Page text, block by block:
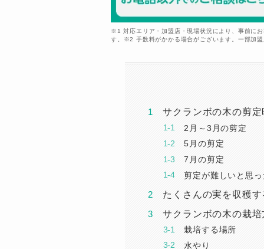
※1 対応エリア・加盟店・現場状況により、事前に
す。※2 手数料がかかる場合がございます。一部加
サクランボの木の剪
2月～3月の剪定
5月の剪定
7月の剪定
剪定が難しいと思
たくさんの実を収穫
サクランボの木の栽培
栽培する場所
水やり